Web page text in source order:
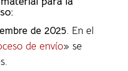
de 2025. En el
de envío» se